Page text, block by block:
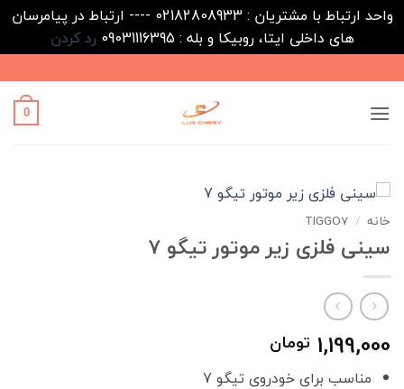
واحد ارتباط با مشتریان : 02182808933 ---- ارتباط در پیامرسان
های داخلی ایتا، روبیکا و بله : 09031116395
رد کردن
to
content
0
خانه /
TIGGO7
سینی فلزی زیر موتور تیگو 7
1,199,000 تومان
مناسب برای خودروی تیگو 7